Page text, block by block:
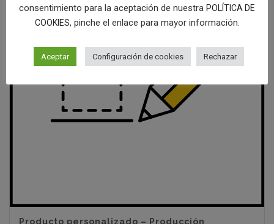
Producto personalizado – Producción
consentimiento para la aceptación de nuestra POLÍTICA DE
COOKIES, pinche el enlace para mayor información.
Aceptar Configuración de cookies Rechazar